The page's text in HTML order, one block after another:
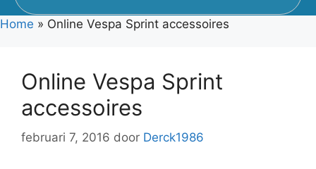
Home » Online Vespa Sprint accessoires
Online Vespa Sprint
accessoires
februari 7, 2016 door Derck1986